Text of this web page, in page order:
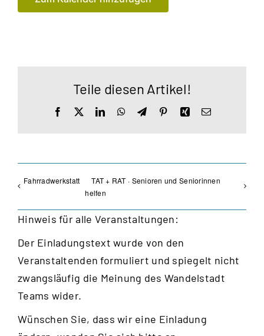
Teile diesen Artikel!
Facebook LinkedInWhatsApp
TelegramPinterestXingE-
Fahrradwerkstatt
TAT + RAT · Senioren und Seniorinnen
helfen
Hinweis für alle Veranstaltungen:
Der Einladungstext wurde von den
Veranstaltenden formuliert und spiegelt nicht
zwangsläufig die Meinung des Wandelstadt
Teams wider.
Wünschen Sie, dass wir eine Einladung